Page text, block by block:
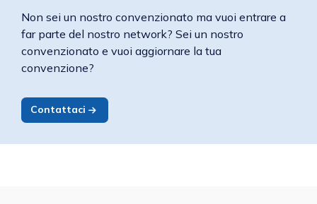
Non sei un nostro convenzionato ma vuoi entrare a
far parte del nostro network? Sei un nostro
convenzionato e vuoi aggiornare la tua
convenzione?
Contattaci